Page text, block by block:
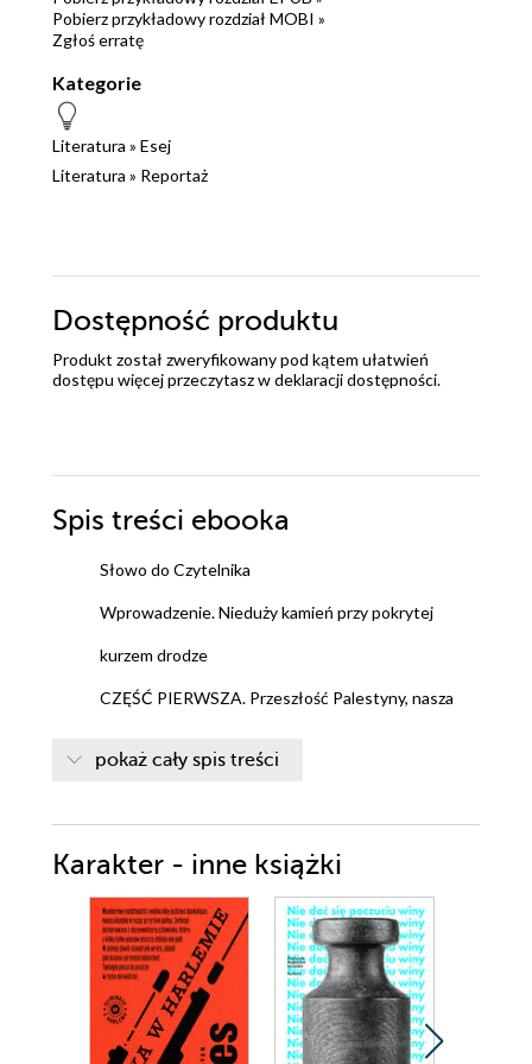
Pobierz przykładowy rozdział MOBI »
Zgłoś erratę
Kategorie
Literatura » Esej
Literatura » Reportaż
Dostępność produktu
Produkt został zweryfikowany pod kątem ułatwień
dostępu więcej przeczytasz wdeklaracji dostępności.
Spis treści ebooka
Słowo do Czytelnika
Wprowadzenie. Nieduży kamień przy pokrytej
kurzem drodze
CZĘŚĆ PIERWSZA. Przeszłość Palestyny, nasza
Nablus
2. Coś więcej niż checkpoint Al-Dżib i Bir Nabala
3. Woda, granice i chrzty Dolina Jordanu
CZĘŚĆ DRUGA. Czasy osmańskie i utracona
łączność
4. Już nie na przecięciu szlaków utracone
pokaż cały spis treści
Karakter - inne książki